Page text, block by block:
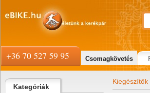
Kategóriák
Kiegészítők
+36 70 527 59 95 Csomagkövetés